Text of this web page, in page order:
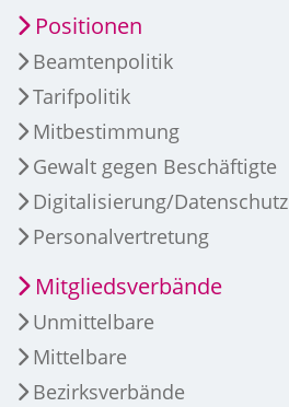
Positionen
Beamtenpolitik
Tarifpolitik
Mitbestimmung
Gewalt gegen Beschäftigte
Digitalisierung/Datenschutz
Personalvertretung
Mitgliedsverbände
Unmittelbare
Mittelbare
Bezirksverbände